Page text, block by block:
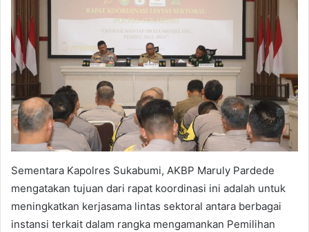
Sementara Kapolres Sukabumi, AKBP Maruly Pardede
mengatakan tujuan dari rapat koordinasi ini adalah untuk
meningkatkan kerjasama lintas sektoral antara berbagai
instansi terkait dalam rangka mengamankan Pemilihan